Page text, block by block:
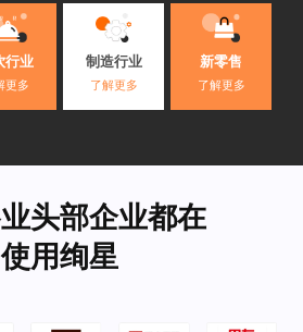
行业
更多
制造行业
了解更多
新零售
了解更多
头部企业都在
使用绚星